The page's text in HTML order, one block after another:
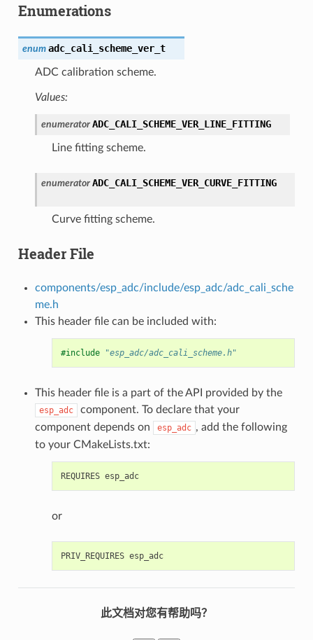
Enumerations
enum adc_cali_scheme_ver_t
ADC calibration scheme.
Values:
enumerator ADC_CALI_SCHEME_VER_LINE_FITTING
Line fitting scheme.
enumerator ADC_CALI_SCHEME_VER_CURVE_FITTING
Curve fitting scheme.
Header File
components/esp_adc/include/esp_adc/adc_cali_sche
me.h
This header file can be included with:
#include "esp_adc/adc_cali_scheme.h"
This header file is a part of the API provided by the
esp_adc
component. To declare that your
component depends on
esp_adc , add the following
to your CMakeLists.txt:
REQUIRES esp_adc
or
PRIV_REQUIRES esp_adc
此文档对您有帮助吗？